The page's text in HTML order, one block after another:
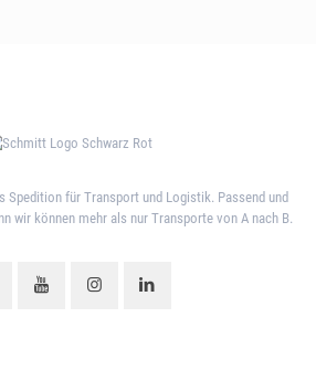
Spedition für Transport und Logistik. Passend und
wir können mehr als nur Transporte von A nach B.